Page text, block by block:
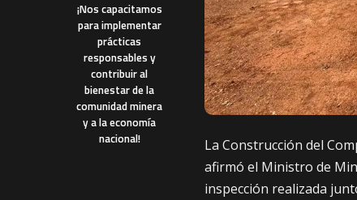
¡Nos capacitamos
para implementar
prácticas
responsables y
contribuir al
bienestar de la
comunidad minera
y a la economía
nacional!
La Construcción del
afirmó el Ministro de
inspección realizada